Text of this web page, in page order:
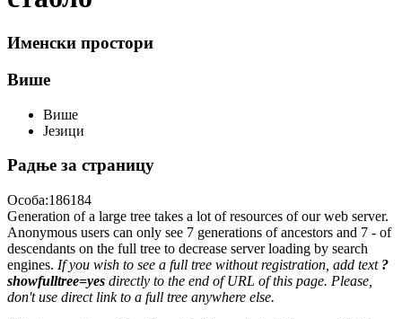
Именски простори
Више
Више
Језици
Радње за страницу
Особа:186184
Generation of a large tree takes a lot of resources of our web server.
Anonymous users can only see 7 generations of ancestors and 7 - of
descendants on the full tree to decrease server loading by search
engines. If you wish to see a full tree without registration, add text ?
showfulltree=yes directly to the end of URL of this page. Please,
don't use direct link to a full tree anywhere else.